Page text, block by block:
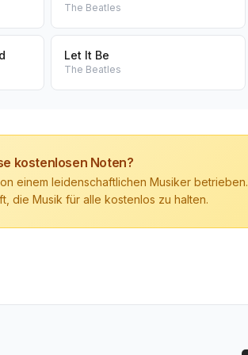
The Beatles
Let It Be
The Beatles
kostenlosen Noten?
einem leidenschaftlichen Musiker betrieben.
die Musik für alle kostenlos zu halten.